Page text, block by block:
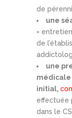
de
une
=
de
une
médicale
initial,
effectuée
dans le